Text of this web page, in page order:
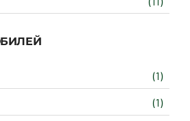
(1)
(1)